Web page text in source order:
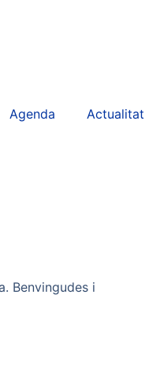
Agenda Actualitat
Benvingudes i